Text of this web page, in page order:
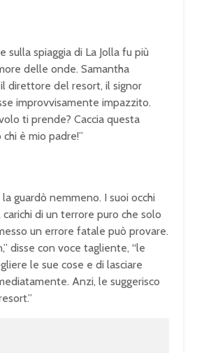
sulla spiaggia di La Jolla fu più
delle onde. Samantha
direttore del resort, il signor
improvvisamente impazzito.
ti prende? Caccia questa
è mio padre!”
guardò nemmeno. I suoi occhi
carichi di un terrore puro che solo
un errore fatale può provare.
disse con voce tagliente, “le
le sue cose e di lasciare
Anzi, le suggerisco